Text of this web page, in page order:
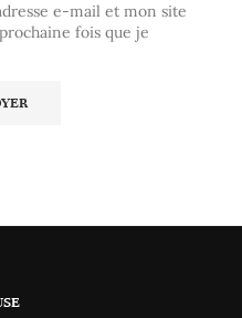
e-mail et mon site
fois que je